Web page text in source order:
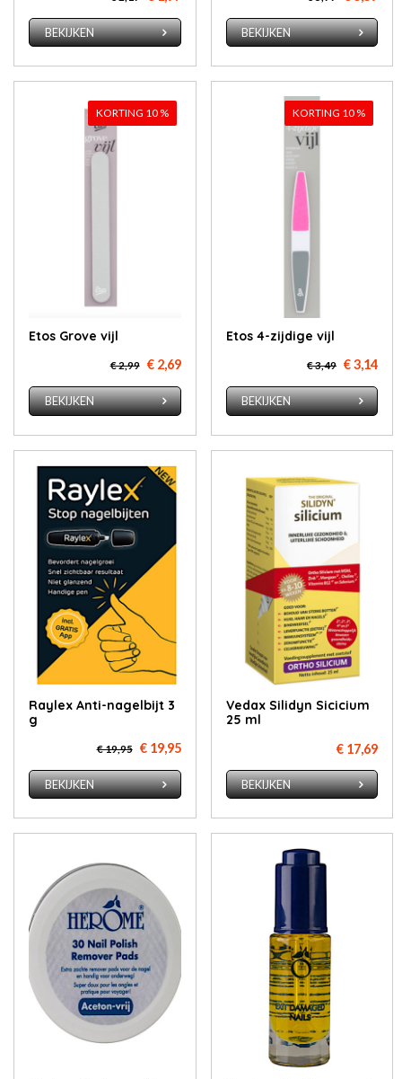
BEKIJKEN BEKIJKEN
KORTING 10 %
Etos Gro­ve vijl
€ 2,99 € 2,69
BEKIJKEN
KORTING 10 %
Etos 4-zij­di­ge vijl
€ 3,49 € 3,14
BEKIJKEN
Ray­lex An­ti-na­gel­bijt 3
g
€ 19,95 € 19,95
BEKIJKEN
Ve­dax Si­li­dyn Si­ci­ci­um
25 ml
€ 17,69
BEKIJKEN